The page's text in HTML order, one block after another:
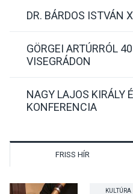
DR. BÁRDOS ISTVÁN
GÖRGEI ARTÚRRÓL
VISEGRÁDON
NAGY LAJOS KIRÁLY
KONFERENCIA
FRISS HÍR
KULTÚRA